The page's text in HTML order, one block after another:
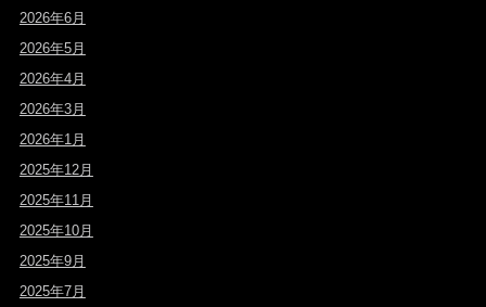
2026年6月
2026年5月
2026年4月
2026年3月
2026年1月
2025年12月
2025年11月
2025年10月
2025年9月
2025年7月